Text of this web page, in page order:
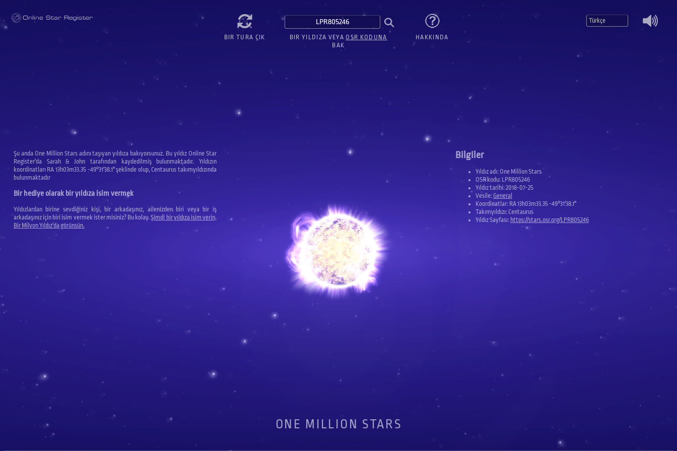
Şu anda One Million Stars adını taşıyan yıldıza bakıyorsunuz. Bu yıldız Online Star
Register'da Sarah & John tarafından kaydedilmiş bulunmaktadır. Yıldızın
koordinatları RA 13h03m33.35 -49°31'38.1'' şeklinde olup, Centaurus takımyıldızında
bulunmaktadır
Bir hediye olarak bir yıldıza isim vermek
Yıldızlardan birine sevdiğiniz kişi, bir arkadaşınız, ailenizden biri veya bir iş
arkadaşınız için biri isim vermek ister misiniz? Bu kolay.Şimdi bir yıldıza isim verin,
Bir Milyon Yıldız'da görünsün.
Bilgiler
Yıldız adı: One Million Stars
OSR kodu: LPR805246
Yıldız tarihi: 2018-07-25
Vesile: General
Koordinatlar: RA 13h03m33.35 -49°31'38.1''
Takımyıldızı: Centaurus
Yıldız Sayfası: https://stars.osr.org/LPR805246
ONE MILLION STARS
BIR TURA ÇIK BIR YILDIZA VEYA OSR KODUNA
BAK
HAKKINDA